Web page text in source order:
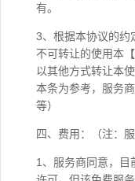
有。
3、根据本协议的约
不可转让的使用本
以其他方式转让本
本条为参考，服务
等）
四、费用：（注：
1、服务商同意，目